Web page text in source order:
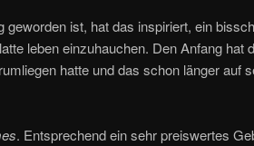
geworden ist, hat das inspiriert, ein
leben einzuhauchen. Den Anfang hat
hatte und das schon länger auf
. Entsprechend ein sehr preiswertes